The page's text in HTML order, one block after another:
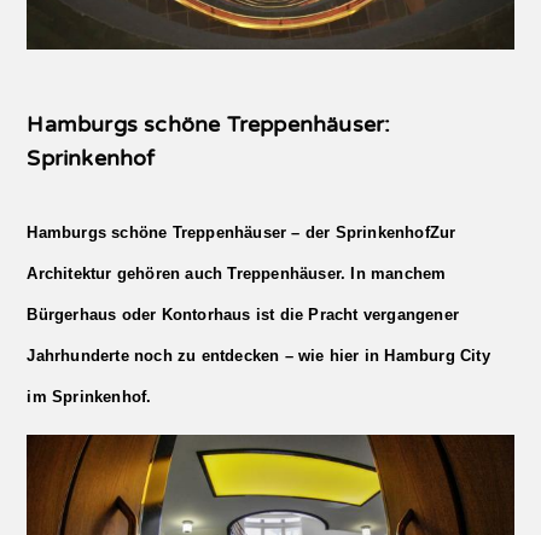
Hamburgs schöne Treppenhäuser:
Sprinkenhof
Hamburgs schöne Treppenhäuser – der SprinkenhofZur
Architektur gehören auch Treppenhäuser. In manchem
Bürgerhaus oder Kontorhaus ist die Pracht vergangener
Jahrhunderte noch zu entdecken – wie hier in Hamburg City
im Sprinkenhof.